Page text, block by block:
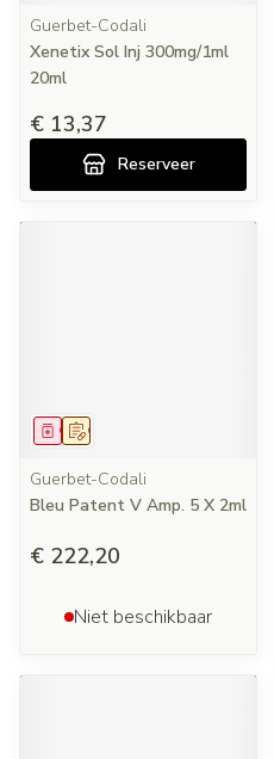
Guerbet-Codali
Xenetix Sol Inj 300mg/1ml
20ml
€ 13,37
Reserveer
Op voorschrift
Geneesmiddel
Guerbet-Codali
Bleu Patent V Amp. 5 X 2ml
€ 222,20
Niet beschikbaar